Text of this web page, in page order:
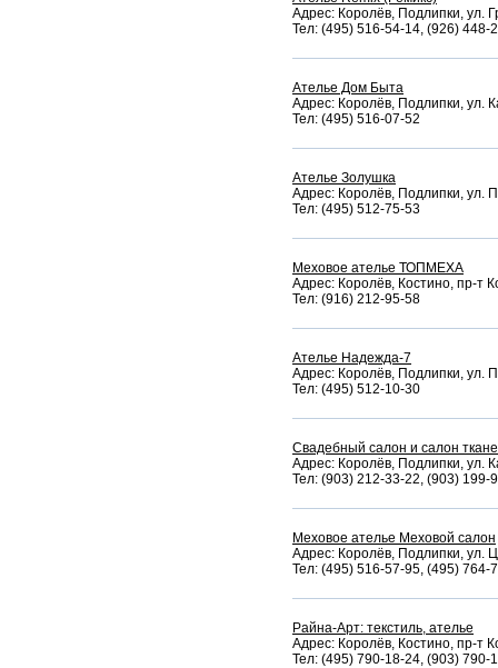
Адрес: Королёв, Подлипки, ул.
Тел: (495) 516-54-14, (926) 448-
Ателье Дом Быта
Адрес: Королёв, Подлипки, ул.
Тел: (495) 516-07-52
Ателье Золушка
Адрес: Королёв, Подлипки, ул.
Тел: (495) 512-75-53
Меховое ателье ТОПМЕХА
Адрес: Королёв, Костино, пр-т
Тел: (916) 212-95-58
Ателье Надежда-7
Адрес: Королёв, Подлипки, ул.
Тел: (495) 512-10-30
Свадебный салон и салон
Адрес: Королёв, Подлипки, ул.
Тел: (903) 212-33-22, (903) 199-
Меховое ателье Меховой салон
Адрес: Королёв, Подлипки, ул.
Тел: (495) 516-57-95, (495) 764-
Райна-Арт: текстиль, ателье
Адрес: Королёв, Костино, пр-т
Тел: (495) 790-18-24, (903) 790-